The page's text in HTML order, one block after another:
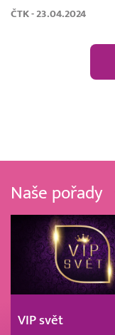
ČTK - 23.04.2024
Naše pořady
VIP svět